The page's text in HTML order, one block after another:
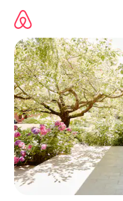
obsah